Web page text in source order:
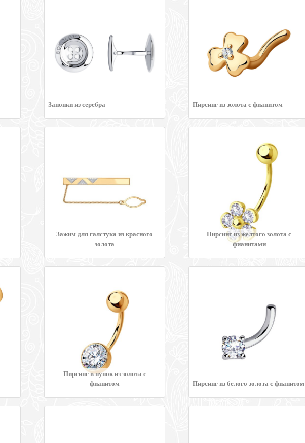
Запонки из серебра Пирсинг из золота с фианитом
Зажим для галстука из красного
золота
Пирсинг из желтого золота с
фианитами
Пирсинг в пупок из золота с
фианитом
Пирсинг из белого золота с фианитом